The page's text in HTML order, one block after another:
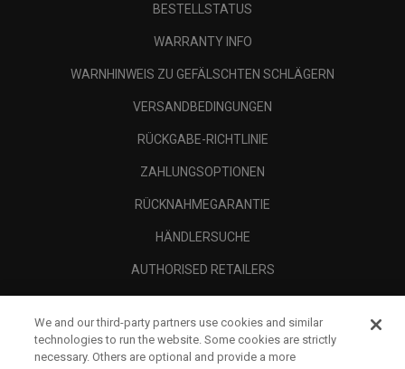
BESTELLSTATUS
WARRANTY INFO
WARNHINWEIS ZU GEFÄLSCHTEN SCHLÄGERN
VERSANDBEDINGUNGEN
RÜCKGABE-RICHTLINIE
ZAHLUNGSOPTIONEN
RÜCKNAHMEGARANTIE
HÄNDLERSUCHE
AUTHORISED RETAILERS
UNTERNEHMENSPROFIL
We and our third-party partners use cookies and similar
technologies to run the website. Some cookies are strictly
necessary. Others are optional and provide a more